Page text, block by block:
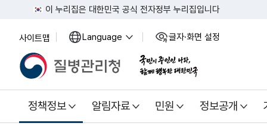
이 누리집은 대한민국 공식 전자정부 누리집입니다
사이트맵 Language 열
글자·화면 설정
정책정보 알림자료 민원 정보공개